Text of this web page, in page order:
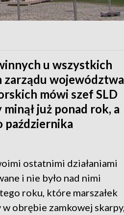
u wszystkich
zarządu województwa
mówi szef SLD
już ponad rok, a
października
ostatnimi działaniami
i nie było nad nimi
roku, które marszałek
obrębie zamkowej skarpy,